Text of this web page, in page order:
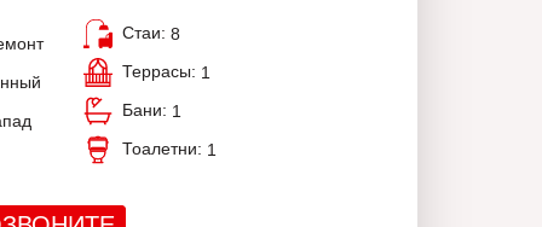
Стаи: 8
Террасы: 1
Бани: 1
Тоалетни: 1